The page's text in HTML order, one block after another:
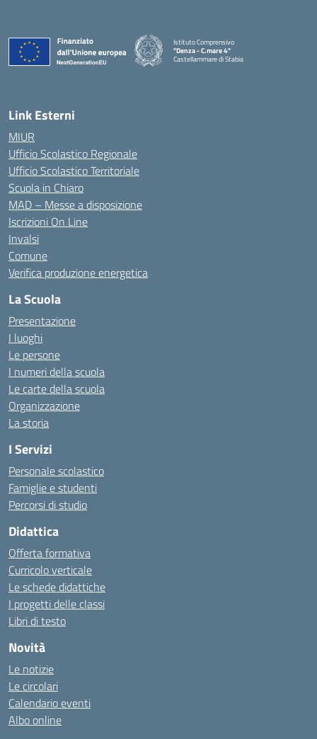
Istituto Comprensivo
"Denza - C.mare 4"
Castellammare di Stabia
Link Esterni
MIUR
Ufficio Scolastico Regionale
Ufficio Scolastico Territoriale
Scuola in Chiaro
MAD – Messe a disposizione
Iscrizioni On Line
Invalsi
Comune
Verifica produzione energetica
La Scuola
Presentazione
I luoghi
Le persone
I numeri della scuola
Le carte della scuola
Organizzazione
La storia
I Servizi
Personale scolastico
Famiglie e studenti
Percorsi di studio
Didattica
Offerta formativa
Curricolo verticale
Le schede didattiche
I progetti delle classi
Libri di testo
Novità
Le notizie
Le circolari
Calendario eventi
Albo online